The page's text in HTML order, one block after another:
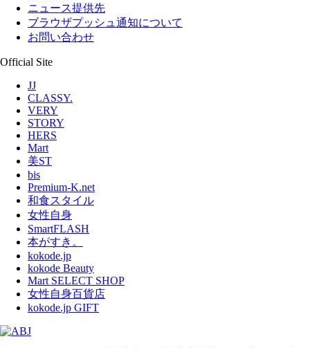
ニュース提供先
ブラウザプッシュ通知について
お問い合わせ
Official Site
JJ
CLASSY.
VERY
STORY
HERS
Mart
美ST
bis
Premium-K.net
和食スタイル
女性自身
SmartFLASH
本がすき。
kokode.jp
kokode Beauty
Mart SELECT SHOP
女性自身百貨店
kokode.jp GIFT